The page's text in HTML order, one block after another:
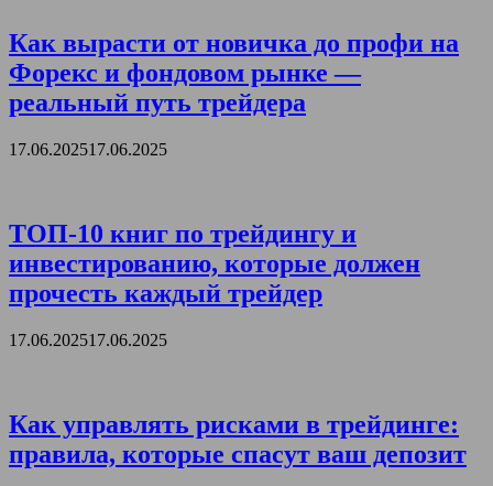
Как вырасти от новичка до профи на
Форекс и фондовом рынке —
реальный путь трейдера
17.06.202517.06.2025
ТОП-10 книг по трейдингу и
инвестированию, которые должен
прочесть каждый трейдер
17.06.202517.06.2025
Как управлять рисками в трейдинге:
правила, которые спасут ваш депозит